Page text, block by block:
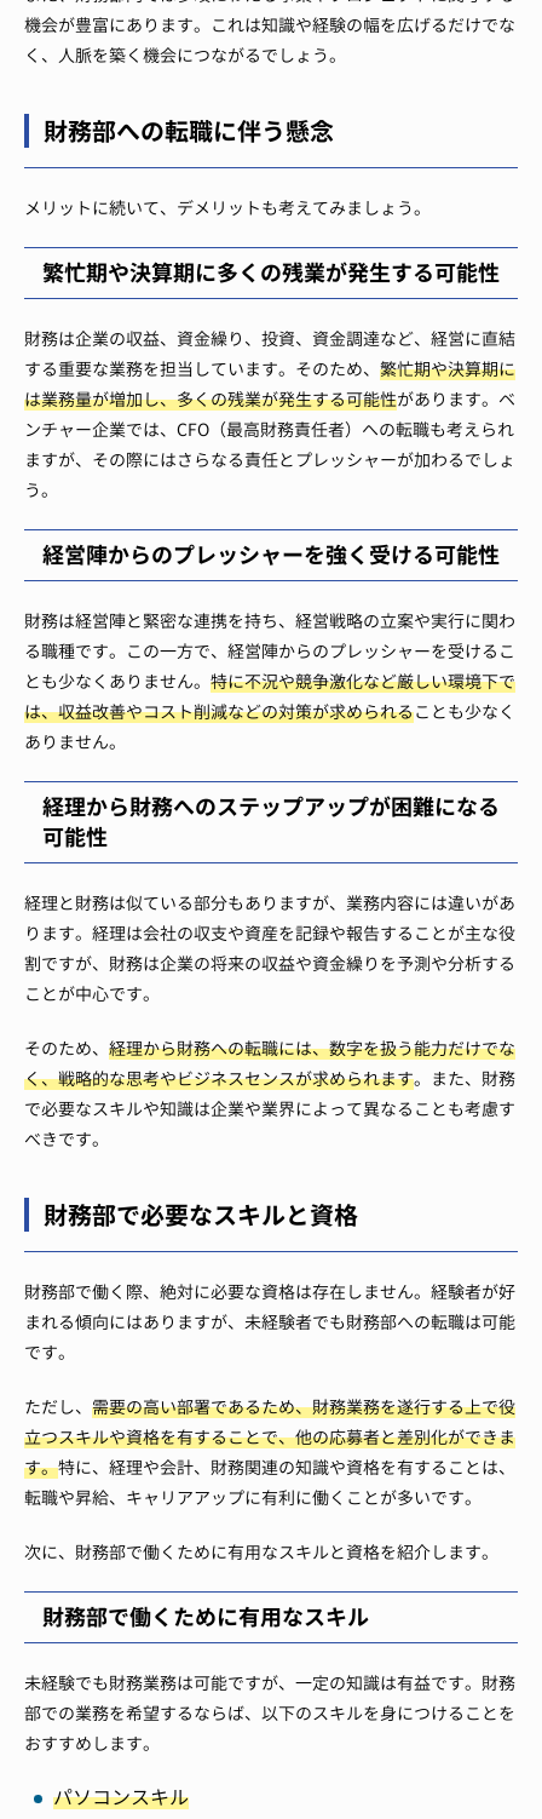
機会が豊富にあります。これは知識や経験の幅を広げるだけでな
く、人脈を築く機会につながるでしょう。
財務部への転職に伴う懸念
メリットに続いて、デメリットも考えてみましょう。
繁忙期や決算期に多くの残業が発生する可能性
財務は企業の収益、資金繰り、投資、資金調達など、経営に直結
する重要な業務を担当しています。そのため、 繁忙期や決算期に
は業務量が増加し、多くの残業が発生する可能性があります。ベ
ンチャー企業では、CFO（最高財務責任者）への転職も考えられ
ますが、その際にはさらなる責任とプレッシャーが加わるでしょ
う。
経営陣からのプレッシャーを強く受ける可能性
財務は経営陣と緊密な連携を持ち、経営戦略の立案や実行に関わ
る職種です。この一方で、経営陣からのプレッシャーを受けるこ
とも少なくありません。 特に不況や競争激化など厳しい環境下で
は、収益改善やコスト削減などの対策が求められることも少なく
ありません。
経理から財務へのステップアップが困難になる
可能性
経理と財務は似ている部分もありますが、業務内容には違いがあ
ります。経理は会社の収支や資産を記録や報告することが主な役
割ですが、財務は企業の将来の収益や資金繰りを予測や分析する
ことが中心です。
そのため、 経理から財務への転職には、数字を扱う能力だけでな
く、戦略的な思考やビジネスセンスが求められます。また、財務
で必要なスキルや知識は企業や業界によって異なることも考慮す
べきです。
財務部で必要なスキルと資格
財務部で働く際、絶対に必要な資格は存在しません。経験者が好
まれる傾向にはありますが、未経験者でも財務部への転職は可能
です。
ただし、 需要の高い部署であるため、財務業務を遂行する上で役
立つスキルや資格を有することで、他の応募者と差別化ができま
す。特に、経理や会計、財務関連の知識や資格を有することは、
転職や昇給、キャリアアップに有利に働くことが多いです。
次に、財務部で働くために有用なスキルと資格を紹介します。
財務部で働くために有用なスキル
未経験でも財務業務は可能ですが、一定の知識は有益です。財務
部での業務を希望するならば、以下のスキルを身につけることを
おすすめします。
パソコンスキル